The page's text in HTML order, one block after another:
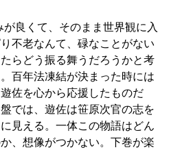
が良くて、そのまま世界観に入
不老なんて、碌なことがない
らどう振る舞うだろうかと考
百年法凍結が決まった時には
佐を心から応援したものだ
では、遊佐は笹原次官の志を
見える。一体この物語はどん
、想像がつかない。下巻が楽